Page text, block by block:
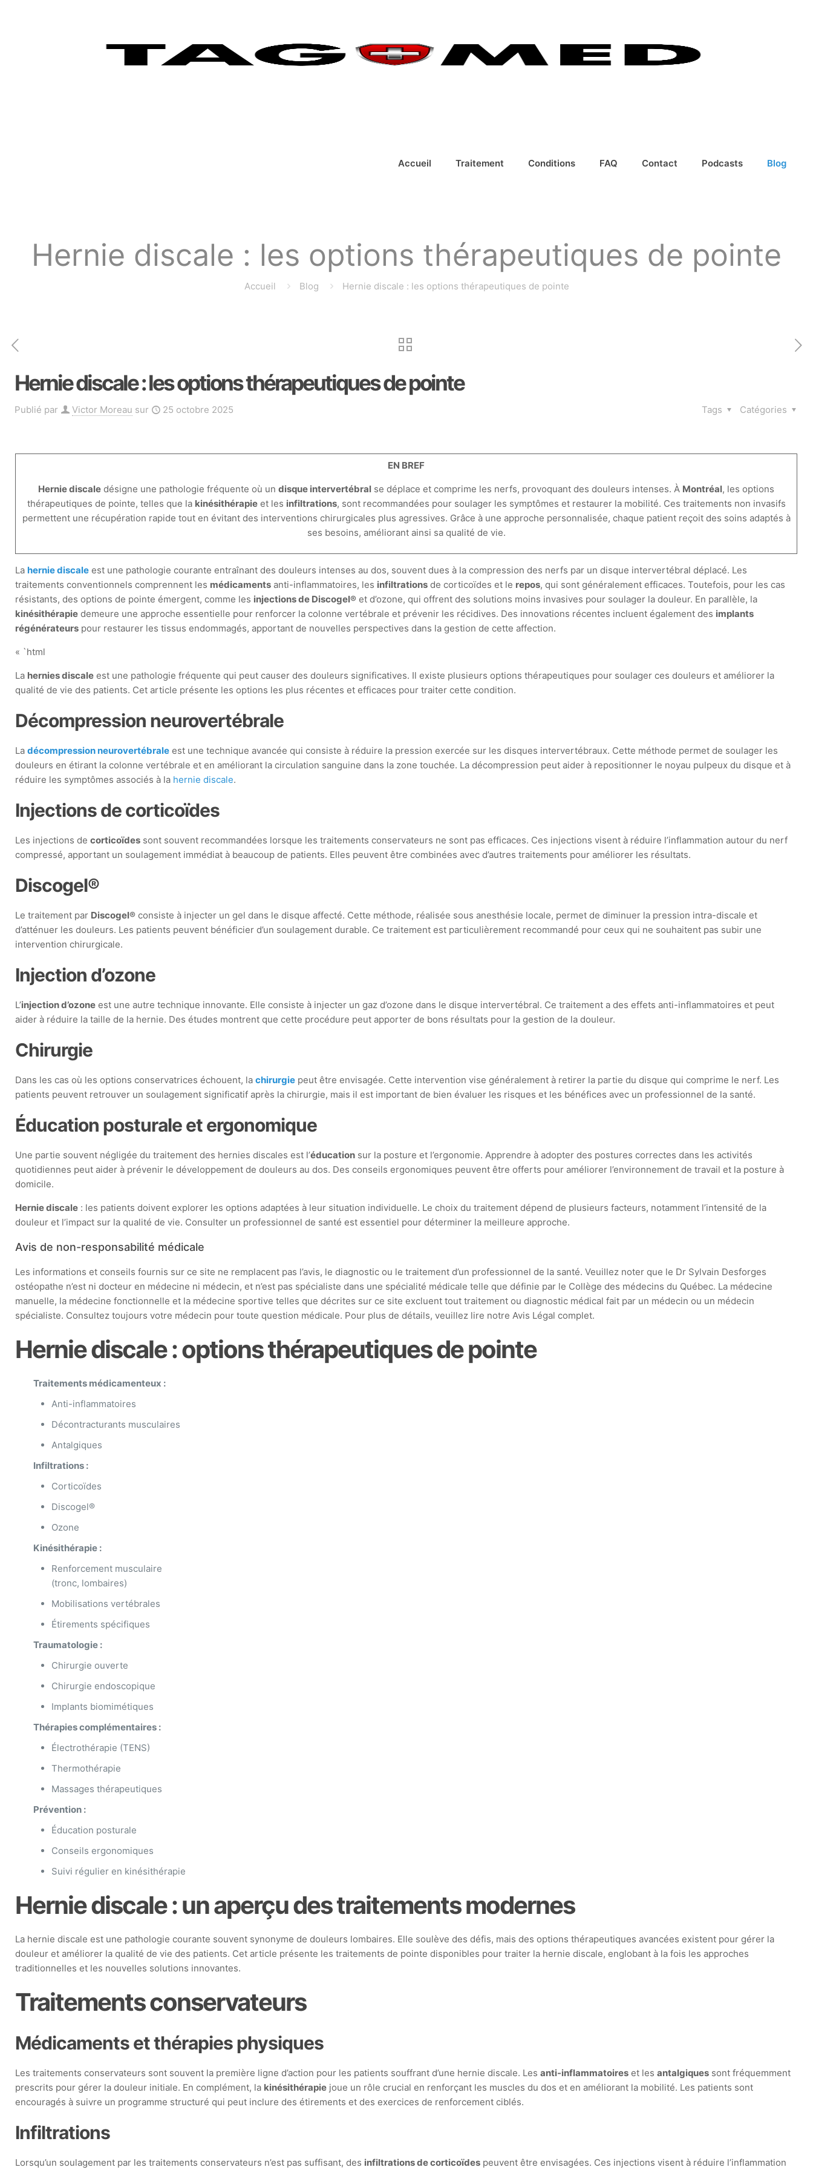
Accueil Traitement Conditions FAQ Contact Podcasts Blog
Hernie discale : les options thérapeutiques de pointe
Accueil Blog Hernie discale : les options thérapeutiques de pointe
Hernie discale : les options thérapeutiques de pointe
Publié par Victor Moreau sur 25 octobre 2025 Catégories
Tags
EN BREF
Hernie discale désigne une pathologie fréquente où undisque intervertébral se déplace et comprime les nerfs, provoquant des douleurs intenses. À Montréal, les options
thérapeutiques de pointe, telles que la kinésithérapieet les infiltrations, sont recommandées pour soulager les symptômes et restaurer la mobilité. Ces traitements non invasifs
permettent une récupération rapide tout en évitant des interventions chirurgicales plus agressives. Grâce à une approche personnalisée, chaque patient reçoit des soins adaptés à
ses besoins, améliorant ainsi sa qualité de vie.
La hernie discale est une pathologie courante entraînant des douleurs intenses au dos, souvent dues à la compression des nerfs par un disque intervertébral déplacé. Les
traitements conventionnels comprennent les médicaments anti-inflammatoires, les infiltrations de corticoïdes et le repos, qui sont généralement efficaces. Toutefois, pour les cas
résistants, des options de pointe émergent, comme les injections de Discogel® et d’ozone, qui offrent des solutions moins invasives pour soulager la douleur. En parallèle, la
kinésithérapie demeure une approche essentielle pour renforcer la colonne vertébrale et prévenir les récidives. Des innovations récentes incluent également des implants
régénérateurs pour restaurer les tissus endommagés, apportant de nouvelles perspectives dans la gestion de cette affection.
« `html
La hernies discale est une pathologie fréquente qui peut causer des douleurs significatives. Il existe plusieurs options thérapeutiques pour soulager ces douleurs et améliorer la
qualité de vie des patients. Cet article présente les options les plus récentes et efficaces pour traiter cette condition.
Décompression neurovertébrale
Ladécompression neurovertébrale est une technique avancée qui consiste à réduire la pression exercée sur les disques intervertébraux. Cette méthode permet de soulager les
douleurs en étirant la colonne vertébrale et en améliorant la circulation sanguine dans la zone touchée. La décompression peut aider à repositionner le noyau pulpeux du disque et à
réduire les symptômes associés à la hernie discale.
Injections de corticoïdes
Les injections decorticoïdes sont souvent recommandées lorsque les traitements conservateurs ne sont pas efficaces. Ces injections visent à réduire l’inflammation autour du nerf
compressé, apportant un soulagement immédiat à beaucoup de patients. Elles peuvent être combinées avec d’autres traitements pour améliorer les résultats.
Discogel®
Le traitement par Discogel® consiste à injecter un gel dans le disque affecté. Cette méthode, réalisée sous anesthésie locale, permet de diminuer la pression intra-discale et
d’atténuer les douleurs. Les patients peuvent bénéficier d’un soulagement durable. Ce traitement est particulièrement recommandé pour ceux qui ne souhaitent pas subir une
intervention chirurgicale.
Injection d’ozone
L’injection d’ozone est une autre technique innovante. Elle consiste à injecter un gaz d’ozone dans le disque intervertébral. Ce traitement a des effets anti-inflammatoires et peut
aider à réduire la taille de la hernie. Des études montrent que cette procédure peut apporter de bons résultats pour la gestion de la douleur.
Chirurgie
Dans les cas où les options conservatrices échouent, lachirurgie peut être envisagée. Cette intervention vise généralement à retirer la partie du disque qui comprime le nerf. Les
patients peuvent retrouver un soulagement significatif après la chirurgie, mais il est important de bien évaluer les risques et les bénéfices avec un professionnel de la santé.
Éducation posturale et ergonomique
Une partie souvent négligée du traitement des hernies discales est l’éducation sur la posture et l’ergonomie. Apprendre à adopter des postures correctes dans les activités
quotidiennes peut aider à prévenir le développement de douleurs au dos. Des conseils ergonomiques peuvent être offerts pour améliorer l’environnement de travail et la posture à
domicile.
Hernie discale : les patients doivent explorer les options adaptées à leur situation individuelle. Le choix du traitement dépend de plusieurs facteurs, notamment l’intensité de la
douleur et l’impact sur la qualité de vie. Consulter un professionnel de santé est essentiel pour déterminer la meilleure approche.
Avis de non-responsabilité médicale
Les informations et conseils fournis sur ce site ne remplacent pas l’avis, le diagnostic ou le traitement d’un professionnel de la santé. Veuillez noter que le Dr Sylvain Desforges
ostéopathe n’est ni docteur en médecine ni médecin, et n’est pas spécialiste dans une spécialité médicale telle que définie par le Collège des médecins du Québec. La médecine
manuelle, la médecine fonctionnelle et la médecine sportive telles que décrites sur ce site excluent tout traitement ou diagnostic médical fait par un médecin ou un médecin
spécialiste. Consultez toujours votre médecin pour toute question médicale. Pour plus de détails, veuillez lire notre Avis Légal complet.
Hernie discale : options thérapeutiques de pointe
Traitements médicamenteux :
Anti-inflammatoires
Décontracturants musculaires
Antalgiques
Infiltrations :
Corticoïdes
Discogel®
Ozone
Kinésithérapie :
Renforcement musculaire
(tronc, lombaires)
Mobilisations vertébrales
Étirements spécifiques
Traumatologie :
Chirurgie ouverte
Chirurgie endoscopique
Implants biomimétiques
Thérapies complémentaires :
Électrothérapie (TENS)
Thermothérapie
Massages thérapeutiques
Prévention :
Éducation posturale
Conseils ergonomiques
Suivi régulier en kinésithérapie
Hernie discale : un aperçu des traitements modernes
La hernie discale est une pathologie courante souvent synonyme de douleurs lombaires. Elle soulève des défis, mais des options thérapeutiques avancées existent pour gérer la
douleur et améliorer la qualité de vie des patients. Cet article présente les traitements de pointe disponibles pour traiter la hernie discale, englobant à la fois les approches
traditionnelles et les nouvelles solutions innovantes.
Traitements conservateurs
Médicaments et thérapies physiques
Les traitements conservateurs sont souvent la première ligne d’action pour les patients souffrant d’une hernie discale. Lesanti-inflammatoires et lesantalgiques sont fréquemment
prescrits pour gérer la douleur initiale. En complément, la kinésithérapie joue un rôle crucial en renforçant les muscles du dos et en améliorant la mobilité. Les patients sont
encouragés à suivre un programme structuré qui peut inclure des étirements et des exercices de renforcement ciblés.
Infiltrations
Lorsqu’un soulagement par les traitements conservateurs n’est pas suffisant, des infiltrations de corticoïdes peuvent être envisagées. Ces injections visent à réduire l’inflammation